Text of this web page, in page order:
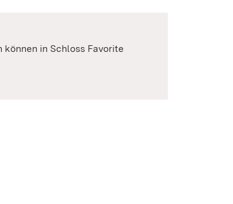
in Schloss Favorite